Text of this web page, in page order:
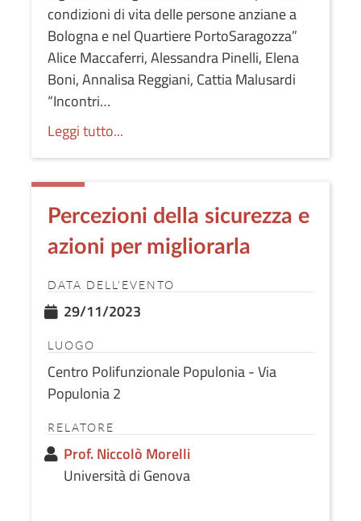
condizioni di vita delle persone anziane a
Bologna e nel Quartiere PortoSaragozza”
Alice Maccaferri, Alessandra Pinelli, Elena
Boni, Annalisa Reggiani, Cattia Malusardi
“Incontri…
Leggi tutto...
Percezioni della sicurezza e
azioni per migliorarla
DATA DELL'EVENTO
29/11/2023
LUOGO
Centro Polifunzionale Populonia - Via
Populonia 2
RELATORE
Prof. Niccolò Morelli
Università di Genova